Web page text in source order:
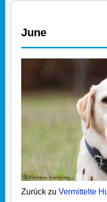
June
Zurück zu Vermittelte